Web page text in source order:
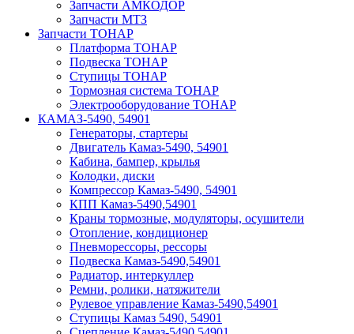
Запчасти АМКОДОР
Запчасти МТЗ
Запчасти ТОНАР
Платформа ТОНАР
Подвеска ТОНАР
Ступицы ТОНАР
Тормозная система ТОНАР
Электрооборудование ТОНАР
КАМАЗ-5490, 54901
Генераторы, стартеры
Двигатель Камаз-5490, 54901
Кабина, бампер, крылья
Колодки, диски
Компрессор Камаз-5490, 54901
КПП Камаз-5490,54901
Краны тормозные, модуляторы, осушители
Отопление, кондиционер
Пневморессоры, рессоры
Подвеска Камаз-5490,54901
Радиатор, интеркуллер
Ремни, ролики, натяжители
Рулевое управление Камаз-5490,54901
Ступицы Камаз 5490, 54901